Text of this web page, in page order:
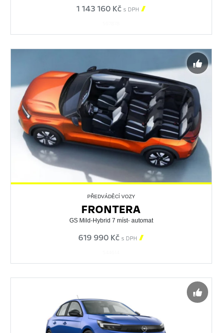
1 143 160 Kč s DPH 
PŘEDVÁDĚCÍ VOZY
FRONTERA
GS Mild-Hybrid 7 míst- automat
619 990 Kč s DPH 